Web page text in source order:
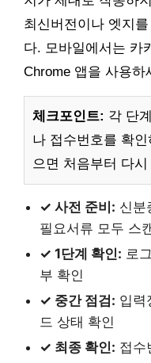
최신버전이나 엣지
다. 모바일에서는 카
Chrome 앱을 사용하
체크포인트: 각 단
나 접수번호를 확
으면 처음부터 다
✓ 사전 준비: 신분
필요서류 모두 스
✓ 1단계 확인: 로
부 확인
✓ 중간 점검: 입력
드 상태 확인
✓ 최종 확인: 접수